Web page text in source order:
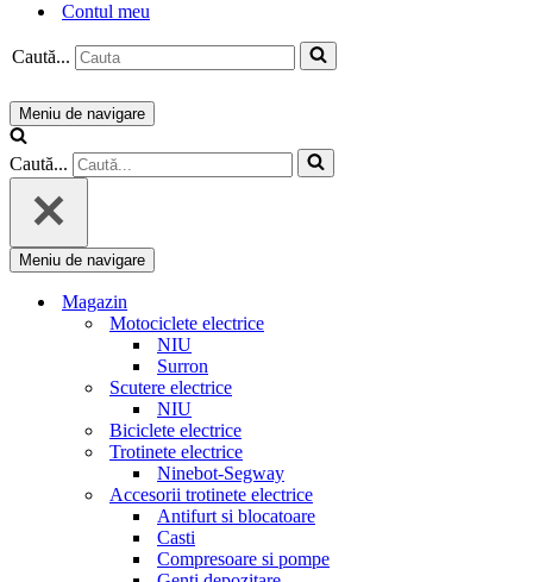
Contul meu
Caută...
Meniu de navigare
Caută...
Meniu de navigare
Magazin
Motociclete electrice
NIU
Surron
Scutere electrice
NIU
Biciclete electrice
Trotinete electrice
Ninebot-Segway
Accesorii trotinete electrice
Antifurt si blocatoare
Casti
Compresoare si pompe